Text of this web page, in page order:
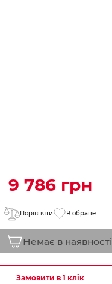
9 786 грн
Порівняти В обране
Немає в наявності
Замовити в 1 клік